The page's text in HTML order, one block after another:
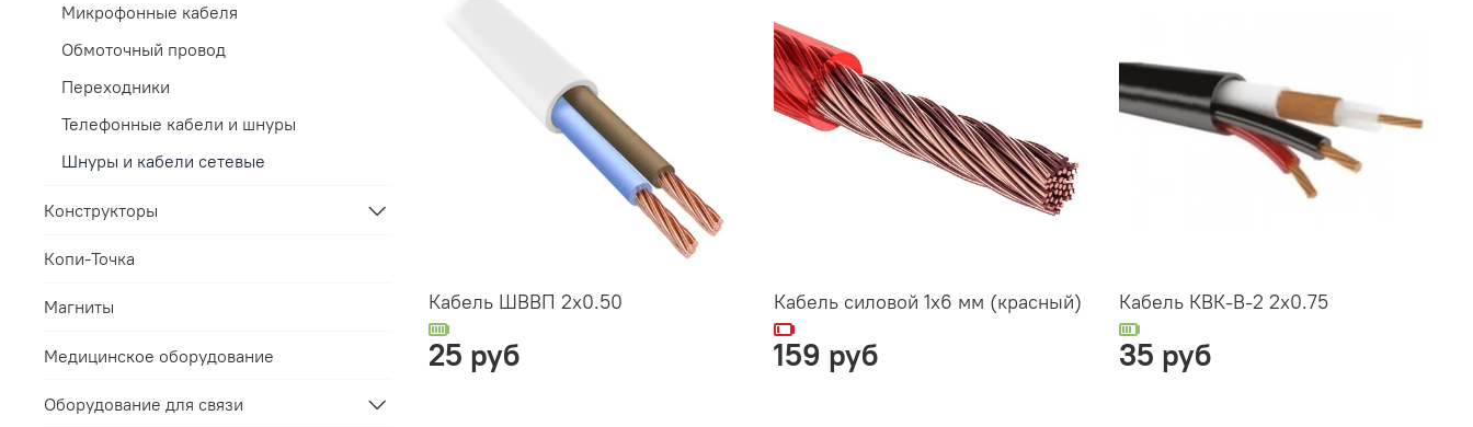
Кабель ШВВП 2х0.50
25 руб
Кабель силовой 1х6 мм (красный)
159 руб
Кабель КВК-В-2 2х0.75
35 руб
Микрофонные кабеля
Обмоточный провод
Переходники
Телефонные кабели и шнуры
Шнуры и кабели сетевые
Конструкторы
Копи-Точка
Магниты
Медицинское оборудование
Оборудование для связи